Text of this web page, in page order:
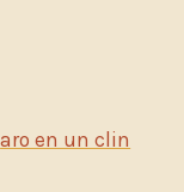
en un clin